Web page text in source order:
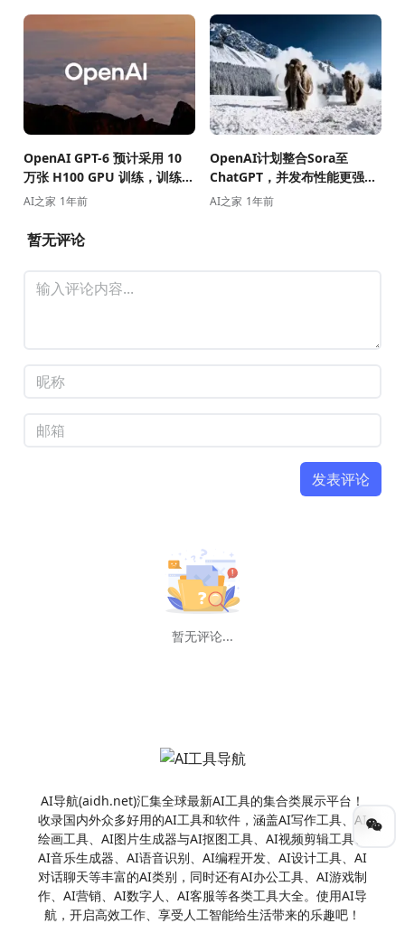
OpenAI GPT-6 预计采用 10
万张 H100 GPU 训练，训练规
模空前，成本或达天文数字
AI之家 1年前
OpenAI计划整合Sora至
ChatGPT，并发布性能更强的
Sora Turbo版本
AI之家 1年前
暂无评论
发表评论
暂无评论...
AI导航(aidh.net)汇集全球最新AI工具的集合类展示平台！
收录国内外众多好用的AI工具和软件，涵盖AI写作工具、AI
绘画工具、AI图片生成器与AI抠图工具、AI视频剪辑工具、
AI音乐生成器、AI语音识别、AI编程开发、AI设计工具、AI
对话聊天等丰富的AI类别，同时还有AI办公工具、AI游戏制
作、AI营销、AI数字人、AI客服等各类工具大全。使用AI导
航，开启高效工作、享受人工智能给生活带来的乐趣吧！